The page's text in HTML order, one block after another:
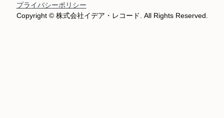
プライバシーポリシー
Copyright © 株式会社イデア・レコード. All Rights Reserved.